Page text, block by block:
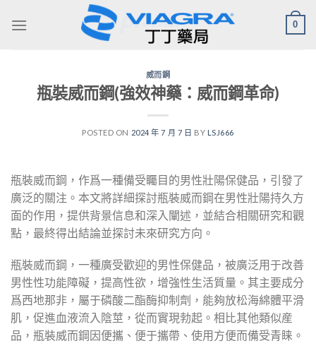
0
威而鋼
瓶裝威而鋼(強效神藥：威而鋼革命)
POSTED ON 2024 年 7 月 7 日 BY LSJ666
瓶裝威而鋼，作爲一種備受矚目的男性壯陽保健品，引發了
廣泛的關注。本文將詳細探討瓶裝威而鋼在男性壯陽持久方
面的作用，提供背景信息和深入闡述，並結合相關研究和觀
點，最終得出結論並探討未來研究方向。
瓶裝威而鋼，一種廣受歡迎的男性保健品，被廣泛用于改善
男性性功能障礙，提高性欲，增強性生活質量。其主要成分
爲西地那非，屬于磷酸二酯酶抑制劑，能夠放松海綿體平滑
肌，促進血液流入陰莖，從而實現勃起。相比其他類似産
品，瓶裝威而鋼因便攜、便于攜帶、使用方便而備受青睐。